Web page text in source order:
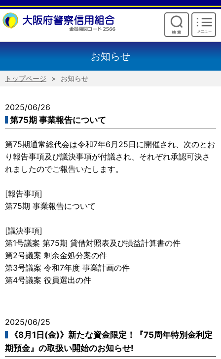
けいしんからのお願い
お知らせ
トップページ お知らせ
2025/06/26
第75期 事業報告について
第75期通常総代会は令和7年6月25日に開催され、次のとお
り報告事項及び議決事項が付議され、それぞれ承認可決さ
れましたのでご報告いたします。
[報告事項]
第75期 事業報告について
[議決事項]
第1号議案 第75期 貸借対照表及び損益計算書の件
第2号議案 剰余金処分案の件
第3号議案 令和7年度 事業計画の件
第4号議案 役員選出の件
2025/06/25
《8月1日(金)》新たな資金限定！『75周年特別金利定
期預金』の取扱い開始のお知らせ!